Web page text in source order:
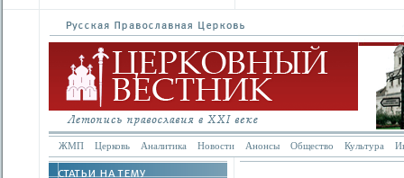
ЖМП Церковь Аналитика Новости Анонсы Общество Культура